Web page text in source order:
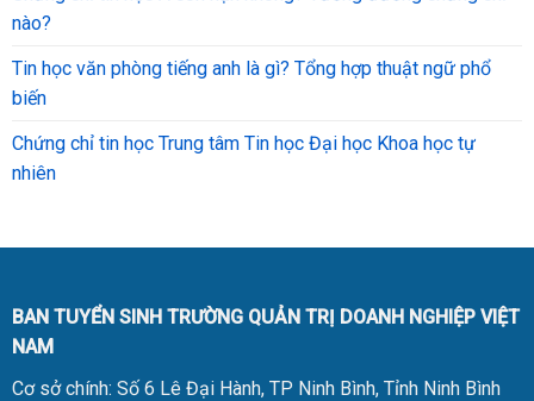
nào?
Tin học văn phòng tiếng anh là gì? Tổng hợp thuật ngữ phổ
biến
Chứng chỉ tin học Trung tâm Tin học Đại học Khoa học tự
nhiên
BAN TUYỂN SINH TRƯỜNG QUẢN TRỊ DOANH NGHIỆP VIỆT
NAM
Cơ sở chính: Số 6 Lê Đại Hành, TP Ninh Bình, Tỉnh Ninh Bình